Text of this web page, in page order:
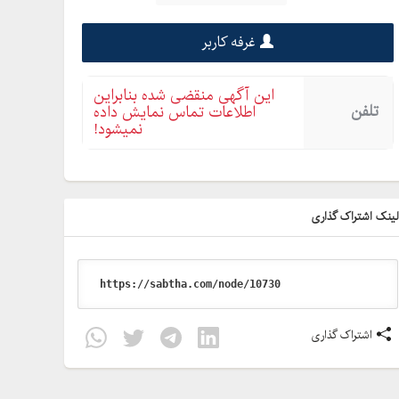
غرفه کاربر
تلفن
این آگهی منقضی شده بنابراین
اطلاعات تماس نمایش داده
نمیشود!
اشتراک گذاری
اشتراک گذاری